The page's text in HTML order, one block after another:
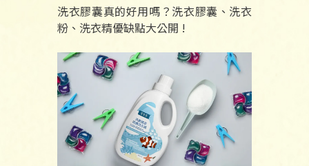
洗衣膠囊真的好用嗎？洗衣膠囊、洗衣
粉、洗衣精優缺點大公開 !